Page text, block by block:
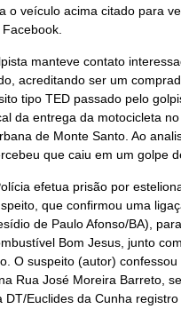
o veículo acima citado para
manteve contato
acreditando ser um
tipo TED passado pelo
da entrega da motocicleta no
de Monte Santo. Ao
que caiu em um golpe
efetua prisão por
que confirmou uma
de Paulo Afonso/BA),
Bom Jesus, junto
O suspeito (autor)
Rua José Moreira Barreto,
DT/Euclides da Cunha registro